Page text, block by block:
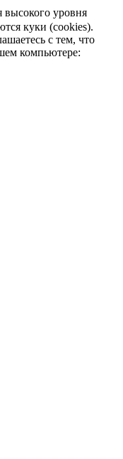
высокого уровня
куки (cookies).
с тем, что
компьютере: